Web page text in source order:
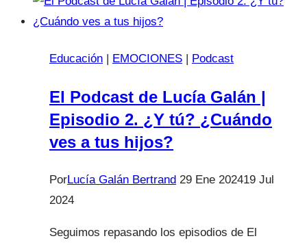
cómo
resetear
con
las
pantallas
Educación | EMOCIONES | Podcast
El Podcast de Lucía Galán |
Episodio 2. ¿Y tú? ¿Cuándo
ves a tus hijos?
PorLucía Galán Bertrand 29 Ene 202419 Jul
2024
Seguimos repasando los episodios de El